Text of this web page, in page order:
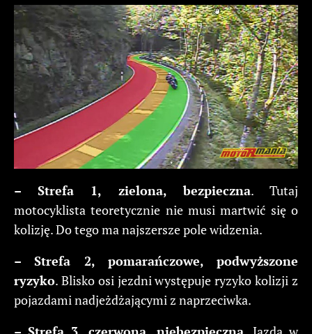
– Strefa 1, zielona, bezpieczna. Tutaj
motocyklista teoretycznie nie musi martwić się o
kolizję. Do tego ma najszersze pole widzenia.
– Strefa 2, pomarańczowe, podwyższone
ryzyko. Blisko osi jezdni występuje ryzyko kolizji z
pojazdami nadjeżdżającymi z naprzeciwka.